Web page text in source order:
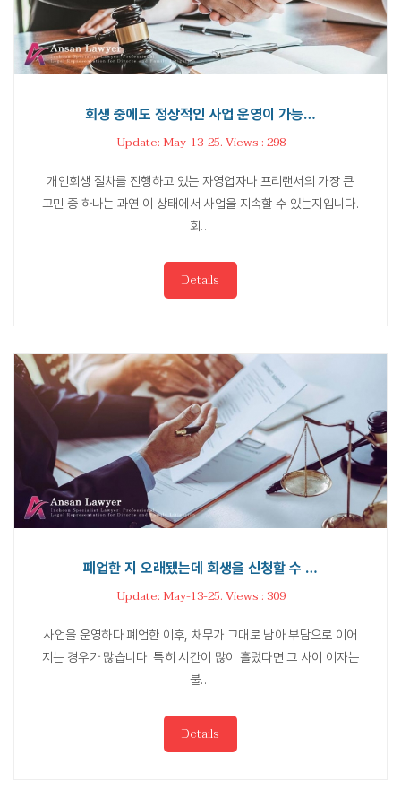
회생 중에도 정상적인 사업 운영이 가능…
Update: May-13-25. Views : 298
개인회생 절차를 진행하고 있는 자영업자나 프리랜서의 가장 큰
고민 중 하나는 과연 이 상태에서 사업을 지속할 수 있는지입니다.
회…
Details
폐업한 지 오래됐는데 회생을 신청할 수 …
Update: May-13-25. Views : 309
사업을 운영하다 폐업한 이후, 채무가 그대로 남아 부담으로 이어
지는 경우가 많습니다. 특히 시간이 많이 흘렀다면 그 사이 이자는
불…
Details